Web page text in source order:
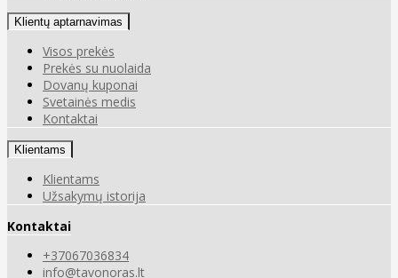
Klientų aptarnavimas
Visos prekės
Prekės su nuolaida
Dovanų kuponai
Svetainės medis
Kontaktai
Klientams
Klientams
Užsakymų istorija
Kontaktai
+37067036834
info@tavonoras.lt